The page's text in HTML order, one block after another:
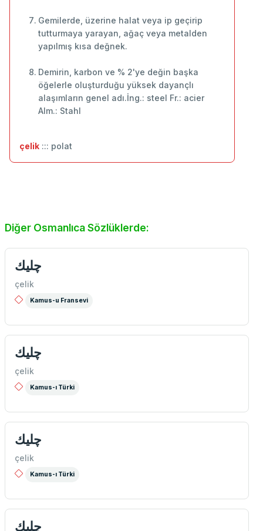
Gemilerde, üzerine halat veya ip geçirip
tutturmaya yarayan, ağaç veya metalden
yapılmış kısa değnek.
Demirin, karbon ve % 2'ye değin başka
öğelerle oluşturduğu yüksek dayançlı
alaşımların genel adı.İng.: steel Fr.: acier
Alm.: Stahl
çelik ::: polat
Diğer Osmanlıca Sözlüklerde:
چلیك
çelik
Kamus-u Fransevi
چلیك
çelik
Kamus-ı Türki
چلیك
çelik
Kamus-ı Türki
چليك